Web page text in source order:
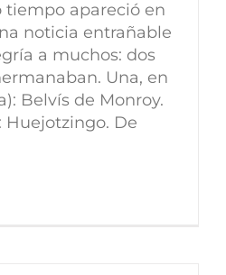
tiempo apareció en
noticia entrañable
a muchos: dos
Una, en
Belvís de Monroy.
Huejotzingo. De